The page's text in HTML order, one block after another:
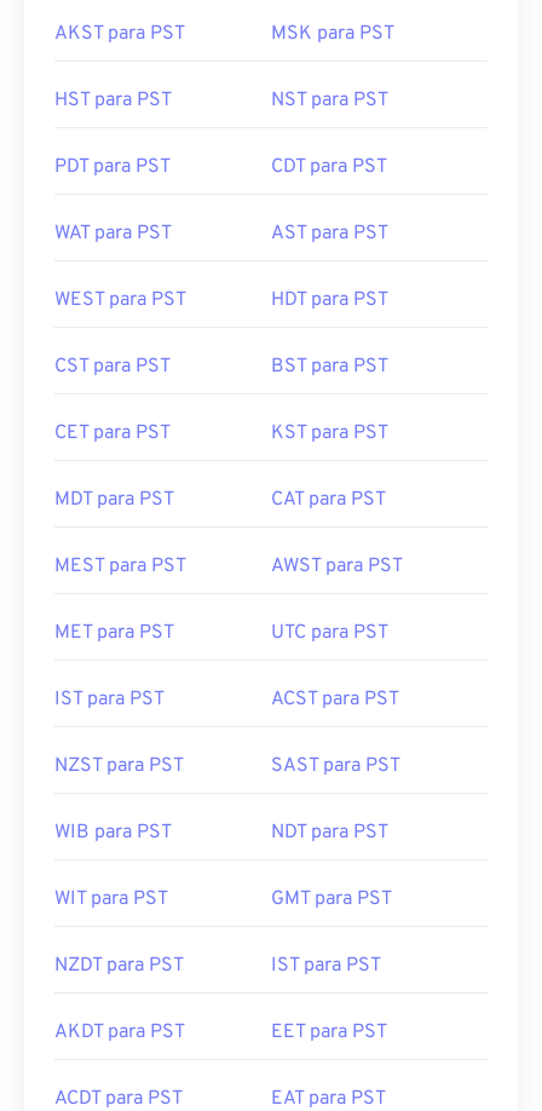
AKST para PST MSK para PST
HST para PST NST para PST
PDT para PST CDT para PST
WAT para PST AST para PST
WEST para PST HDT para PST
CST para PST BST para PST
CET para PST KST para PST
MDT para PST CAT para PST
MEST para PST AWST para PST
MET para PST UTC para PST
IST para PST ACST para PST
NZST para PST SAST para PST
WIB para PST NDT para PST
WIT para PST GMT para PST
NZDT para PST IST para PST
AKDT para PST EET para PST
ACDT para PST EAT para PST